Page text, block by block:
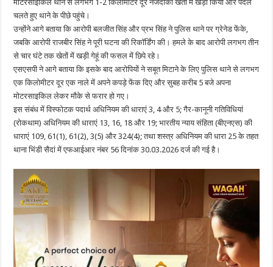
मोटरसाइकिल थाने से लगभग 1-2 किलोमीटर दूर नजदीकी खेतों में खड़ा किया और पैदल
चलते हुए थाने के पीछे पहुंचे।
उन्होंने आगे बताया कि आरोपी बलजीत सिंह और प्रभ सिंह ने पुलिस थाने पर ग्रेनेड फेंके,
जबकि आरोपी राजबीर सिंह ने पूरी घटना की रिकॉर्डिंग की। हमले के बाद आरोपी लगभग तीन
से चार घंटे तक खेतों में खड़ी गेहूं की फसल में छिपे रहे।
एसएसपी ने आगे बताया कि इसके बाद आरोपियों ने सबूत मिटाने के लिए पुलिस थाने से लगभग
एक किलोमीटर दूर एक नाले में अपने कपड़े फेंक दिए और सुबह करीब 5 बजे अपना
मोटरसाइकिल लेकर मौके से फरार हो गए।
इस संबंध में विस्फोटक पदार्थ अधिनियम की धाराएं 3, 4 और 5; गैर-कानूनी गतिविधियां
(रोकथाम) अधिनियम की धाराएं 13, 16, 18 और 19; भारतीय न्याय संहिता (बीएनएस) की
धाराएं 109, 61(1), 61(2), 3(5) और 324(4); तथा शस्त्र अधिनियम की धारा 25 के तहत
थाना भिंडी सैदां में एफआईआर नंबर 56 दिनांक 30.03.2026 दर्ज की गई है।